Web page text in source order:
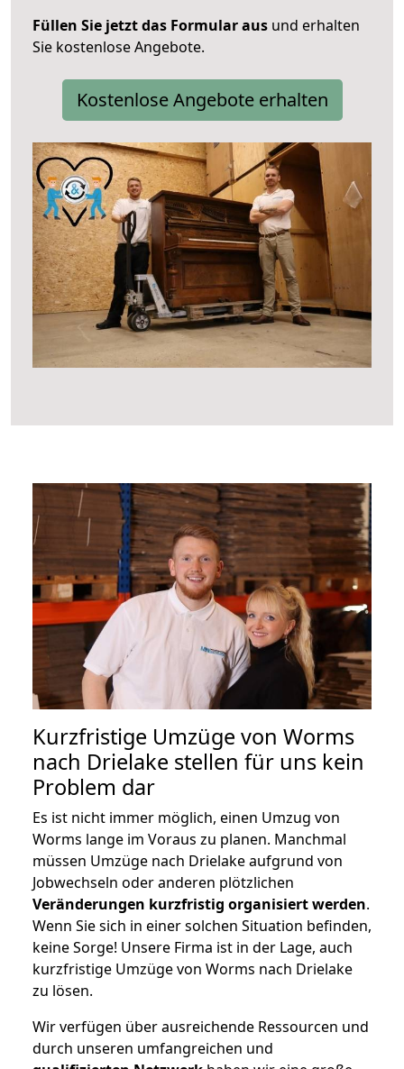
Füllen Sie jetzt das Formular aus und erhalten
Sie kostenlose Angebote.
Kostenlose Angebote erhalten
Kurzfristige Umzüge von Worms
nach Drielake stellen für uns kein
Problem dar
Es ist nicht immer möglich, einen Umzug von
Worms lange im Voraus zu planen. Manchmal
müssen Umzüge nach Drielake aufgrund von
Jobwechseln oder anderen plötzlichen
Veränderungen kurzfristig organisiert werden.
Wenn Sie sich in einer solchen Situation befinden,
keine Sorge! Unsere Firma ist in der Lage, auch
kurzfristige Umzüge von Worms nach Drielake
zu lösen.
Wir verfügen über ausreichende Ressourcen und
durch unseren umfangreichen und